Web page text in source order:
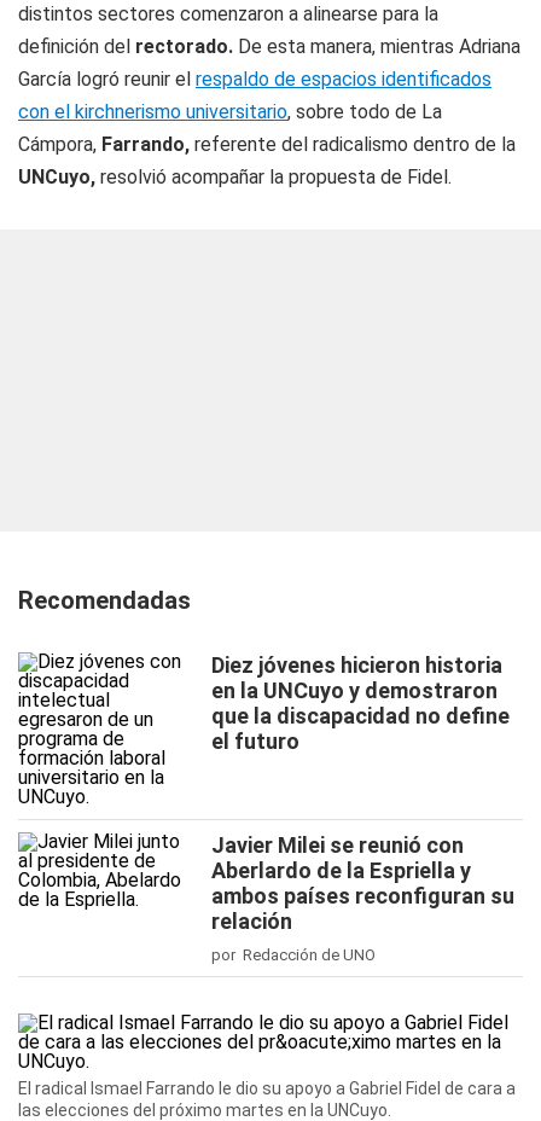
distintos sectores comenzaron a alinearse para la
definición del rectorado. De esta manera, mientras Adriana
García logró reunir el respaldo de espacios identificados
con el kirchnerismo universitario, sobre todo de La
Cámpora, Farrando, referente del radicalismo dentro de la
UNCuyo, resolvió acompañar la propuesta de Fidel.
Recomendadas
Diez jóvenes hicieron historia
en la UNCuyo y demostraron
que la discapacidad no define
el futuro
Javier Milei se reunió con
Aberlardo de la Espriella y
ambos países reconfiguran su
relación
por Redacción de UNO
El radical Ismael Farrando le dio su apoyo a Gabriel Fidel de cara a
las elecciones del próximo martes en la UNCuyo.